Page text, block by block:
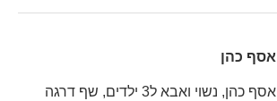
אסף כהן
אסף כהן, נשוי ואבא ל3 ילדים, שף דרגה